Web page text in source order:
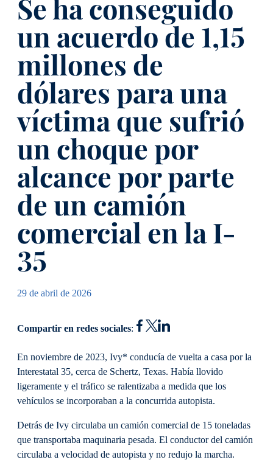
Se ha conseguido
un acuerdo de 1,15
millones de
dólares para una
víctima que sufrió
un choque por
alcance por parte
de un camión
comercial en la I-
35
29 de abril de 2026
Compartir en redes sociales:
En noviembre de 2023, Ivy* conducía de vuelta a casa por la
Interestatal 35, cerca de Schertz, Texas. Había llovido
ligeramente y el tráfico se ralentizaba a medida que los
vehículos se incorporaban a la concurrida autopista.
Detrás de Ivy circulaba un camión comercial de 15 toneladas
que transportaba maquinaria pesada. El conductor del camión
circulaba a velocidad de autopista y no redujo la marcha.